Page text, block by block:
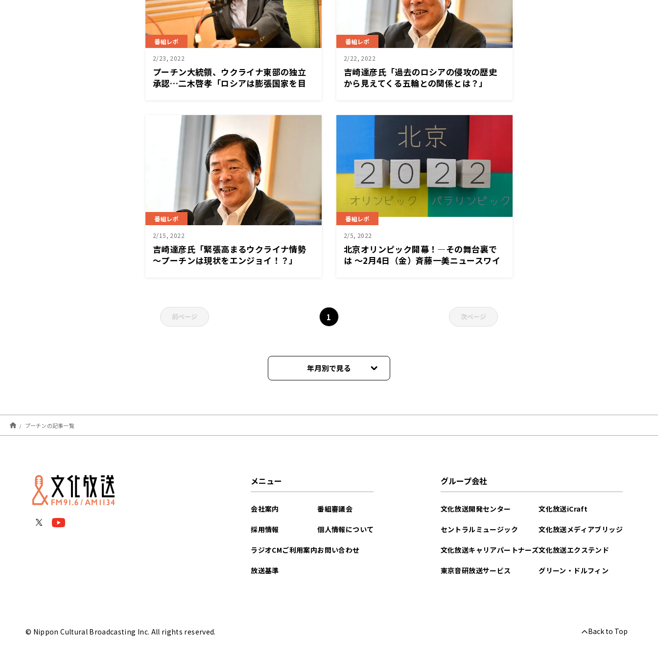
番組レポ
2/23, 2022
プーチン大統領、ウクライナ東部の独立
承認…二木啓孝「ロシアは膨張国家を目
番組レポ
2/22, 2022
吉崎達彦氏「過去のロシアの侵攻の歴史
から見えてくる五輪との関係とは？」
番組レポ
2/15, 2022
吉崎達彦氏「緊張高まるウクライナ情勢
～プーチンは現状をエンジョイ！？」
番組レポ
2/5, 2022
北京オリンピック開幕！―その舞台裏で
は ～2月4日（金）斉藤一美ニュースワイ
前ページ 1 次ページ
年月別で見る
2022年03月
2022年02月
プーチンの記事一覧
メニュー
会社案内
採用情報
ラジオCMご利用案内
放送基準
番組審議会
個人情報について
お問い合わせ
グループ会社
文化放送開発センター
セントラルミュージック
文化放送キャリアパートナーズ
東京音研放送サービス
文化放送iCraft
文化放送メディアブリッジ
文化放送エクステンド
グリーン・ドルフィン
© Nippon Cultural Broadcasting Inc. All rights reserved. Back to Top